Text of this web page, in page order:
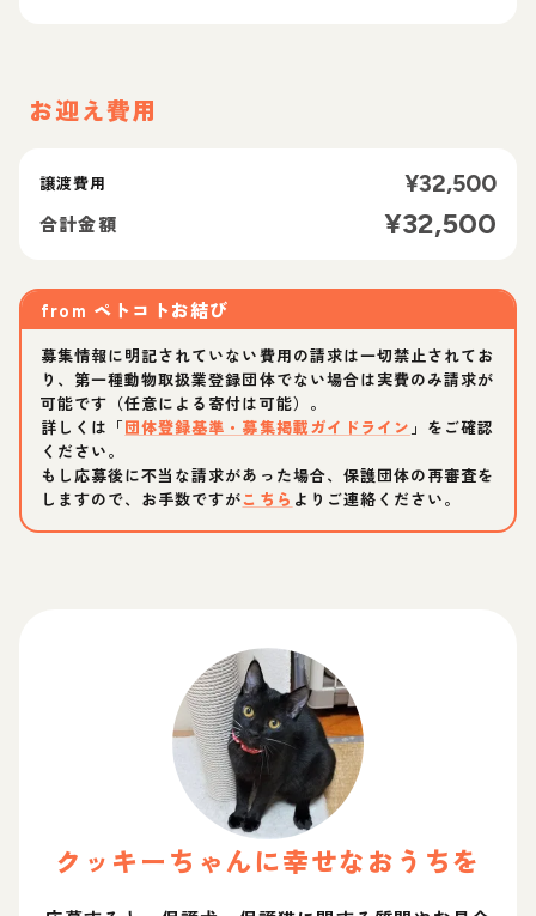
お迎え費用
譲渡費用 ¥32,500
合計金額 ¥32,500
from ペトコトお結び
募集情報に明記されていない費用の請求は一切禁止されてお
り、第一種動物取扱業登録団体でない場合は実費のみ請求が
可能です（任意による寄付は可能）。
詳しくは「団体登録基準・募集掲載ガイドライン 」をご確認
ください。
もし応募後に不当な請求があった場合、保護団体の再審査を
しますので、お手数ですがこちら よりご連絡ください。
クッキーちゃんに幸せなおうちを